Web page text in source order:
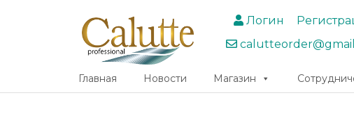
Логин
Главная Новости Магазин